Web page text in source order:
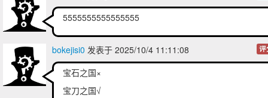
5555555555555555
bokejisi0 发表于 2025/10/4 11:11:08 评
宝石之国×
宝刀之国√